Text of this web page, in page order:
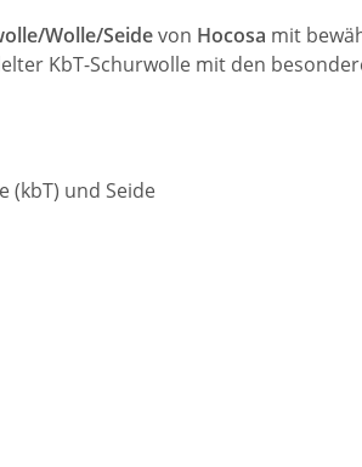
Wolle/Seidevon Hocosa mit
KbT-Schurwolle mit den
(kbT) und Seide